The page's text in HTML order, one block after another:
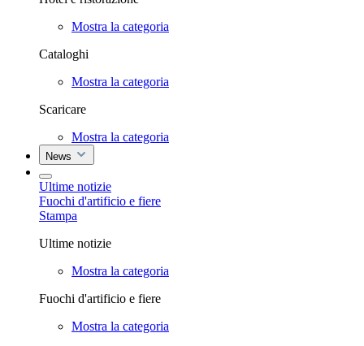
Mostra la categoria
Cataloghi
Mostra la categoria
Scaricare
Mostra la categoria
News
Ultime notizie
Fuochi d'artificio e fiere
Stampa
Ultime notizie
Mostra la categoria
Fuochi d'artificio e fiere
Mostra la categoria